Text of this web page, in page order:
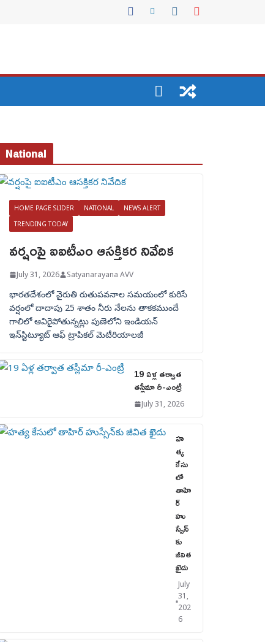
National
HOME PAGE SLIDER NATIONAL
NEWS ALERT
TRENDING TODAY
వర్షంపై ఐఐటీఎం ఆసక్తికర నివేదిక
July 31, 2026 Satyanarayana AVV
భారతదేశంలో నైరుతి రుతుపవనాల సమయంలో కురిసే
వర్షంలో దాదాపు 25 శాతం నీరు నేలను తాకకముందే
గాలిలో ఆవిరైపోతున్నట్లు పుణెలోని ఇండియన్
ఇన్‌స్టిట్యూట్ ఆఫ్ ట్రాపికల్ మెటీరియాలజీ
19 ఏళ్ల తర్వాత
తస్లీమా రీ-ఎంట్రీ
July 31, 2026
హ
త్య
కేసు
లో
తాహి
ర్
హు
స్సేన్‌
కు
జీవిత
ఖైదు
July
31,
202
6